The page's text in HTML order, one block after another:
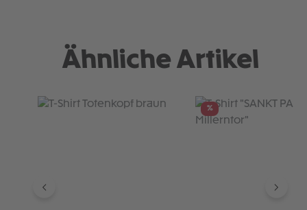
Ähnliche Artikel
Produktgalerie überspringen %